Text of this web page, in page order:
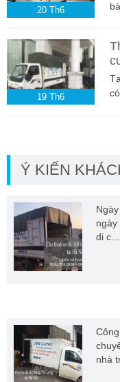
20 Th6
19 Th6
Ý KIẾN
ngày
di c...
nhà